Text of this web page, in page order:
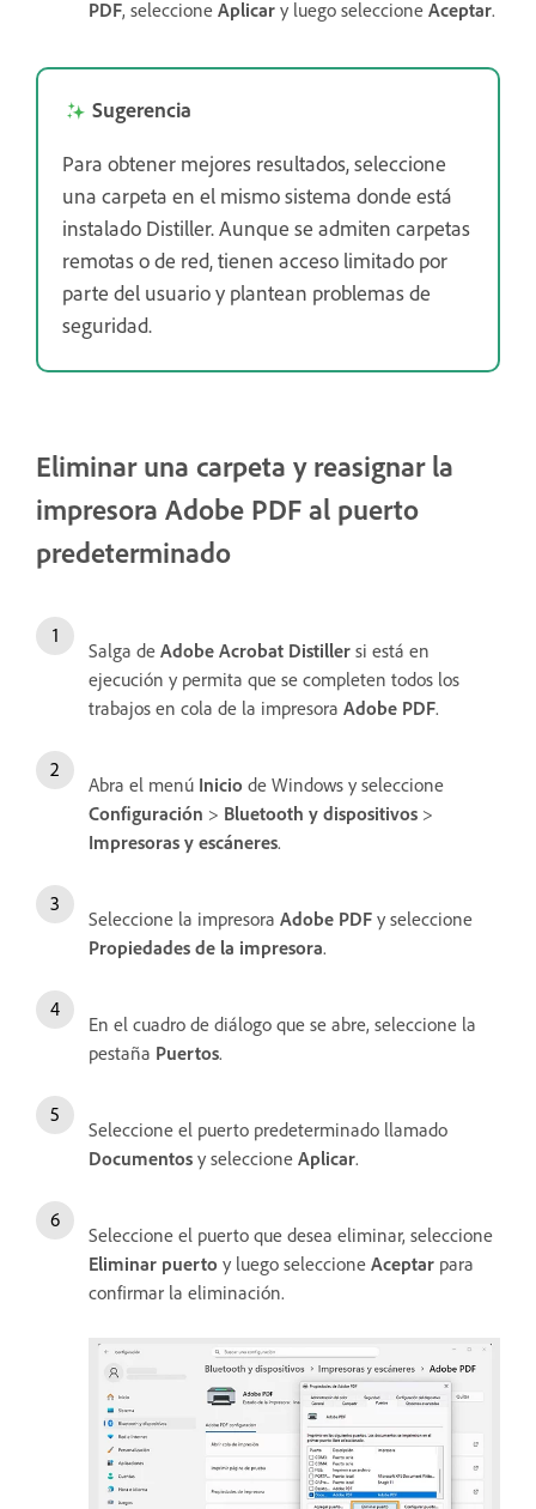
PDF, seleccione Aplicar y luego seleccione Aceptar.
Sugerencia
Para obtener mejores resultados, seleccione
una carpeta en el mismo sistema donde está
instalado Distiller. Aunque se admiten carpetas
remotas o de red, tienen acceso limitado por
parte del usuario y plantean problemas de
seguridad.
Eliminar una carpeta y reasignar la
impresora Adobe PDF al puerto
predeterminado
Salga de Adobe Acrobat Distiller si está en
ejecución y permita que se completen todos los
trabajos en cola de la impresora Adobe PDF.
Abra el menú Inicio de Windows y seleccione
Configuración > Bluetooth y dispositivos >
Impresoras y escáneres.
Seleccione la impresora Adobe PDF y seleccione
Propiedades de la impresora.
En el cuadro de diálogo que se abre, seleccione la
pestaña Puertos.
Seleccione el puerto predeterminado llamado
Documentos y seleccione Aplicar.
Seleccione el puerto que desea eliminar, seleccione
Eliminar puerto y luego seleccione Aceptar para
confirmar la eliminación.